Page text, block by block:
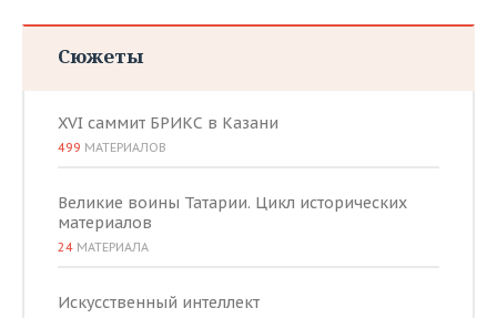
Сюжеты
XVI саммит БРИКС в Казани
499 МАТЕРИАЛОВ
Великие воины Татарии. Цикл исторических
материалов
24 МАТЕРИАЛА
Искусственный интеллект